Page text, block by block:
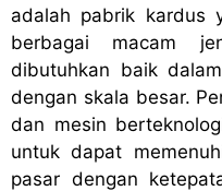
adalah pabrik kardus
berbagai macam
dibutuhkan baik
dengan skala besar.
dan mesin
untuk dapat
pasar dengan